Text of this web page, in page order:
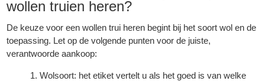
wollen truien heren?
De keuze voor een wollen trui heren begint bij het soort wol en de
toepassing. Let op de volgende punten voor de juiste,
verantwoorde aankoop:
Wolsoort: het etiket vertelt u als het goed is van welke